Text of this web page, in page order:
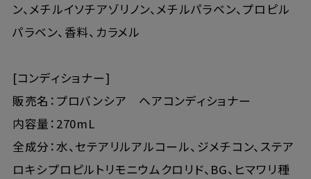
ン、メチルイソチアゾリノン、メチルパラベン、プロピル
パラベン、香料、カラメル
[コンディショナー]
販売名：プロバンシア ヘアコンディショナー
内容量：270mL
全成分：水、セテアリルアルコール、ジメチコン、ステア
ロキシプロピルトリモニウムクロリド、BG、ヒマワリ種